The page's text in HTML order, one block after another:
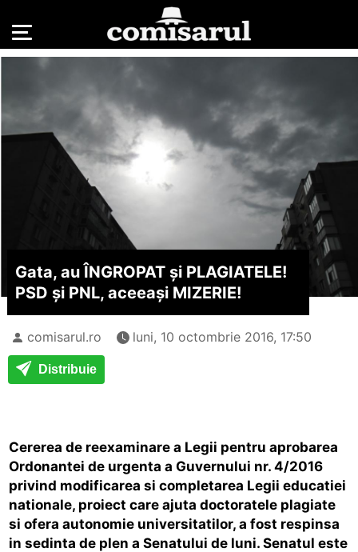
Gata, au ÎNGROPAT și PLAGIATELE!
PSD și PNL, aceeași MIZERIE!
comisarul.ro luni, 10 octombrie 2016, 17:50
Distribuie
Cererea de reexaminare a Legii pentru aprobarea
Ordonantei de urgenta a Guvernului nr. 4/2016
privind modificarea si completarea Legii educatiei
nationale, proiect care ajuta doctoratele plagiate
si ofera autonomie universitatilor, a fost respinsa
in sedinta de plen a Senatului de luni. Senatul este